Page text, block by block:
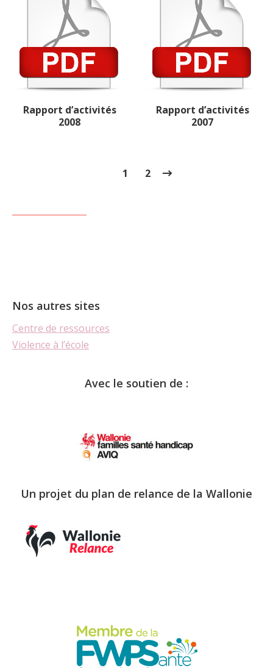
Rapport d’activités
2008
Rapport d’activités
2007
1 2
Nos autres sites
Centre de ressources
Violence à l’école
Avec le soutien de :
Un projet du plan de relance de la Wallonie